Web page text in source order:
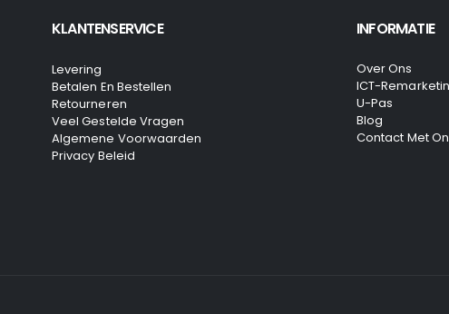
KLANTENSERVICE
Levering
Betalen En Bestellen
Retourneren
Veel Gestelde Vragen
Algemene Voorwaarden
Privacy Beleid
INFORMATIE
Over Ons
ICT-
U-Pas
Blog
Contact Met